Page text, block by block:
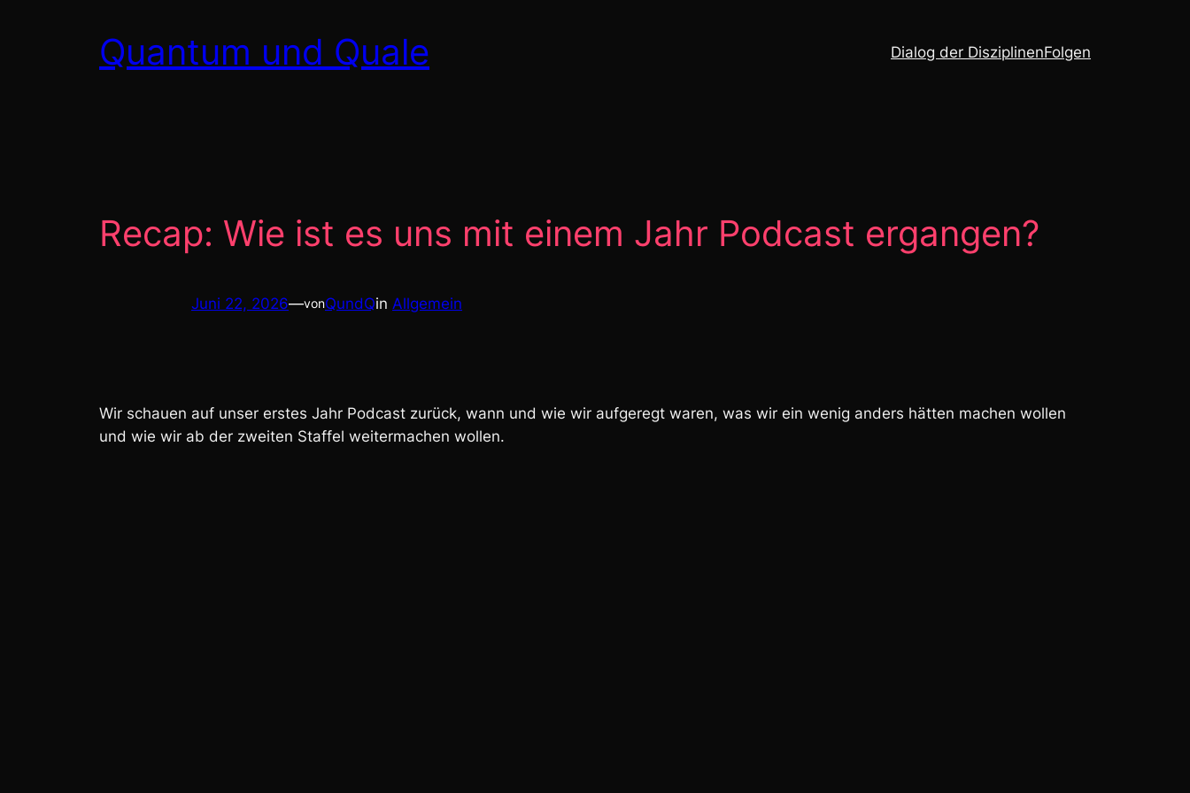
Quantum und Quale Dialog der DisziplinenFolgen
Recap: Wie ist es uns mit einem Jahr Podcast ergangen?
Juni 22, 2026—vonQundQin Allgemein
Wir schauen auf unser erstes Jahr Podcast zurück, wann und wie wir aufgeregt waren, was wir ein wenig anders hätten machen wollen
und wie wir ab der zweiten Staffel weitermachen wollen.